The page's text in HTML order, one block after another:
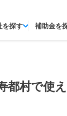
を探す 補助金を
都村で使